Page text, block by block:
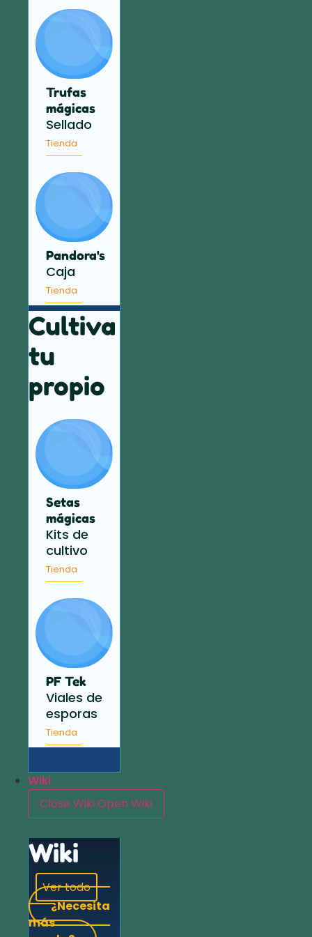
Trufas
mágicas
Sellado
Tienda
Pandora's
Caja
Tienda
Cultiva
tu
propio
Setas
mágicas
Kits de
cultivo
Tienda
PF Tek
Viales de
esporas
Tienda
Wiki
Close WikiOpen Wiki
Wiki
Ver todo
¿Necesita
más